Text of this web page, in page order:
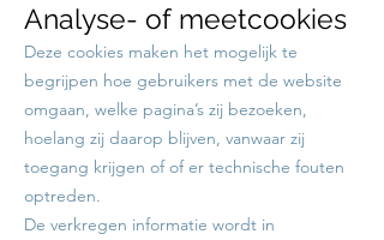
Analyse- of meetcookies
Deze cookies maken het mogelijk te
begrijpen hoe gebruikers met de website
omgaan, welke pagina’s zij bezoeken,
hoelang zij daarop blijven, vanwaar zij
toegang krijgen of of er technische fouten
optreden.
De verkregen informatie wordt in